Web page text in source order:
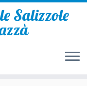
Salizzole